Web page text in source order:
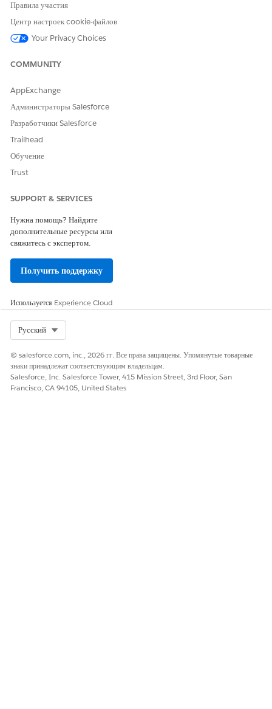
на страницу записи.
На панели свойств в развертывании средства запуска действий
выберите развертывание средства запуска действий, созданное
в действии «Перевод средств на собственную организацию».
Сохраните внесенные изменения.
ЭТА СТАТЬЯ РЕШИЛА ВАШУ ПРОБЛЕМУ?
Оставьте свой отзыв, чтобы мы могли стать лучше!
Правила участия
Центр настроек cookie-файлов
Your Privacy Choices
COMMUNITY
AppExchange
Администраторы Salesforce
Разработчики Salesforce
Trailhead
Обучение
Trust
SUPPORT & SERVICES
Нужна помощь? Найдите
дополнительные ресурсы или
свяжитесь с экспертом.
Получить поддержку
Используется Experience Cloud
Русский
© salesforce.com, inc., 2026 гг. Все права защищены. Упомянутые товарные
знаки принадлежат соответствующим владельцам.
Salesforce, Inc. Salesforce Tower, 415 Mission Street, 3rd Floor, San
Francisco, CA 94105, United States